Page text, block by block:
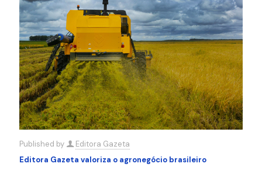
Published by
Editora Gazeta
Editora Gazeta valoriza o agronegócio brasileiro